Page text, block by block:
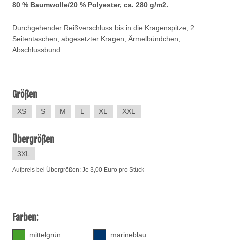
80 % Baumwolle/20 % Polyester, ca. 280 g/m2.
Durchgehender Reißverschluss bis in die Kragenspitze, 2
Seitentaschen, abgesetzter Kragen, Ärmelbündchen,
Abschlussbund.
Größen
XS S M L XL XXL
Übergrößen
3XL
Aufpreis bei Übergrößen: Je 3,00 Euro pro Stück
Farben:
mittelgrün marineblau